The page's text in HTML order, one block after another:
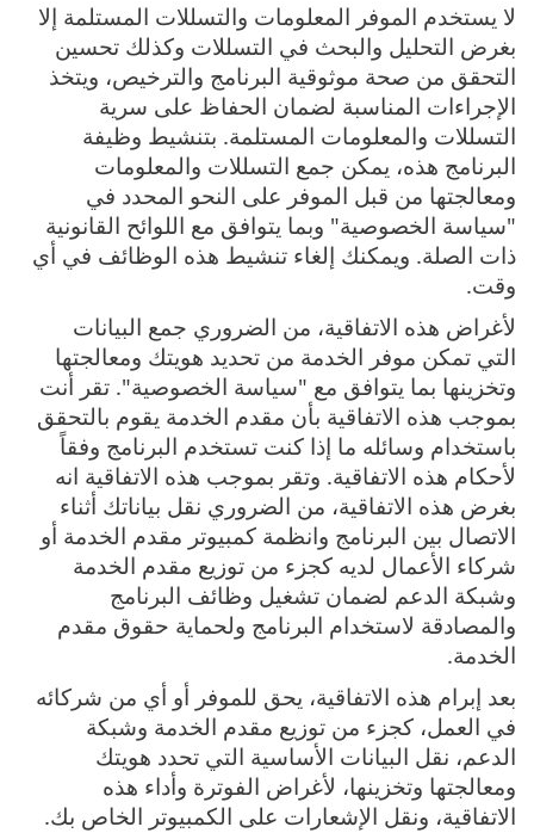
لا يستخدم الموفر المعلومات والتسللات المستلمة إلا
بغرض التحليل والبحث في التسللات وكذلك تحسين
التحقق من صحة موثوقية البرنامج والترخيص، ويتخذ
الإجراءات المناسبة لضمان الحفاظ على سرية
التسللات والمعلومات المستلمة. بتنشيط وظيفة
البرنامج هذه، يمكن جمع التسللات والمعلومات
ومعالجتها من قبل الموفر على النحو المحدد في
"سياسة الخصوصية" وبما يتوافق مع اللوائح القانونية
ذات الصلة. ويمكنك إلغاء تنشيط هذه الوظائف في أي
وقت.
لأغراض هذه الاتفاقية، من الضروري جمع البيانات
التي تمكن موفر الخدمة من تحديد هويتك ومعالجتها
وتخزينها بما يتوافق مع "سياسة الخصوصية". تقر أنت
بموجب هذه الاتفاقية بأن مقدم الخدمة يقوم بالتحقق
باستخدام وسائله ما إذا كنت تستخدم البرنامج وفقاً
لأحكام هذه الاتفاقية. وتقر بموجب هذه الاتفاقية انه
بغرض هذه الاتفاقية، من الضروري نقل بياناتك أثناء
الاتصال بين البرنامج وانظمة كمبيوتر مقدم الخدمة أو
شركاء الأعمال لديه كجزء من توزيع مقدم الخدمة
وشبكة الدعم لضمان تشغيل وظائف البرنامج
والمصادقة لاستخدام البرنامج ولحماية حقوق مقدم
الخدمة.
بعد إبرام هذه الاتفاقية، يحق للموفر أو أي من شركائه
في العمل، كجزء من توزيع مقدم الخدمة وشبكة
الدعم، نقل البيانات الأساسية التي تحدد هويتك
ومعالجتها وتخزينها، لأغراض الفوترة وأداء هذه
الاتفاقية، ونقل الإشعارات على الكمبيوتر الخاص بك.